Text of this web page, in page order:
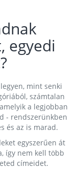
egyedi
mint senki
számtalan
a legjobban
- rendszerünkben
és az is marad.
egyszerűen át
így nem kell több
címeidet.